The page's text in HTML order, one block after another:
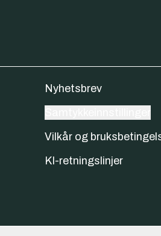
Nyhetsbrev
Vilkår og
KI-retningslinjer